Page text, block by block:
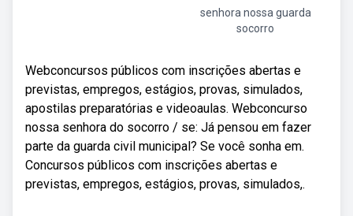
senhora nossa guarda
socorro
Webconcursos públicos com inscrições abertas e
previstas, empregos, estágios, provas, simulados,
apostilas preparatórias e videoaulas. Webconcurso
nossa senhora do socorro / se: Já pensou em fazer
parte da guarda civil municipal? Se você sonha em.
Concursos públicos com inscrições abertas e
previstas, empregos, estágios, provas, simulados,.